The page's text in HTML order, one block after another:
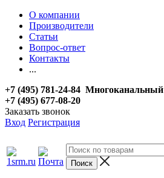
О компании
Производители
Статьи
Вопрос-ответ
Контакты
...
+7 (495) 781-24-84 Многоканальный
+7 (495) 677-08-20
Заказать звонок
Вход Регистрация